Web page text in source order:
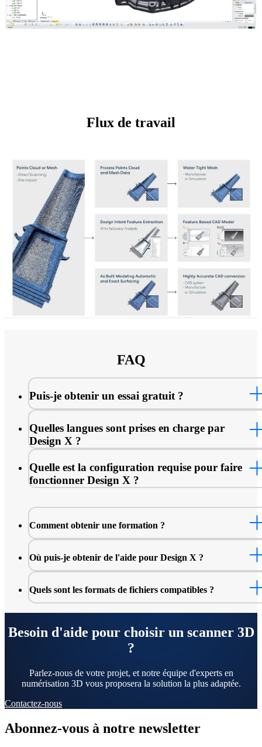
Flux de travail
FAQ
Puis-je obtenir un essai gratuit ?
essai gratuit
Quelles langues sont prises en charge par
Design X ?
Quelle est la configuration requise pour faire
fonctionner Design X ?
Comment obtenir une formation ?
Où puis-je obtenir de l'aide pour Design X ?
Quels sont les formats de fichiers compatibles ?
ici
Besoin d'aide pour choisir un scanner 3D
?
Parlez-nous de votre projet, et notre équipe d'experts en
numérisation 3D vous proposera la solution la plus adaptée.
Contactez-nous
Abonnez-vous à notre newsletter